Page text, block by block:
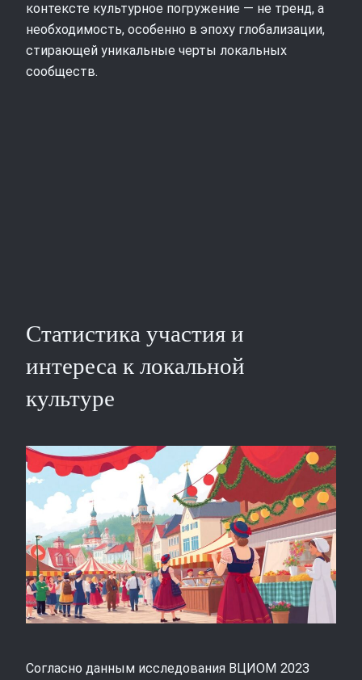
контексте культурное погружение — не тренд, а
необходимость, особенно в эпоху глобализации,
стирающей уникальные черты локальных
сообществ.
Статистика участия и
интереса к локальной
культуре
Согласно данным исследования ВЦИОМ 2023